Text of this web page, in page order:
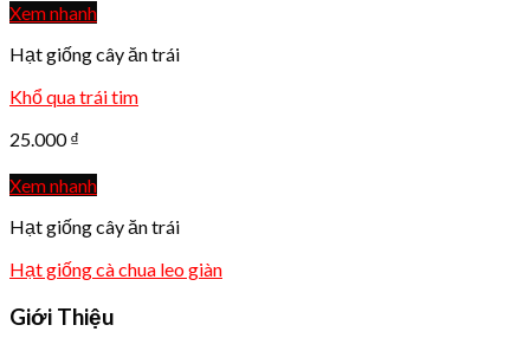
Xem nhanh
Hạt giống cây ăn trái
Khổ qua trái tim
25.000₫
Xem nhanh
Hạt giống cây ăn trái
Hạt giống cà chua leo giàn
Giới Thiệu